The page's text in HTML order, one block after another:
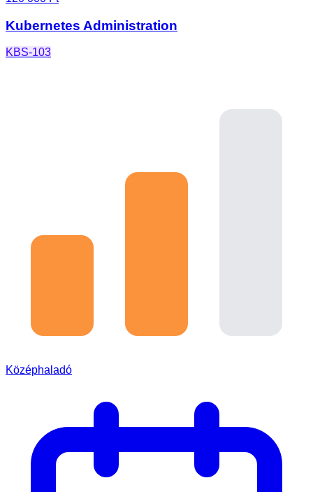
Kubernetes Administration
KBS-103
Középhaladó